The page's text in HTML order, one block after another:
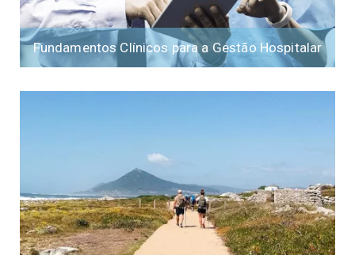
Fundamentos Clínicos para a Gestão Hospitalar